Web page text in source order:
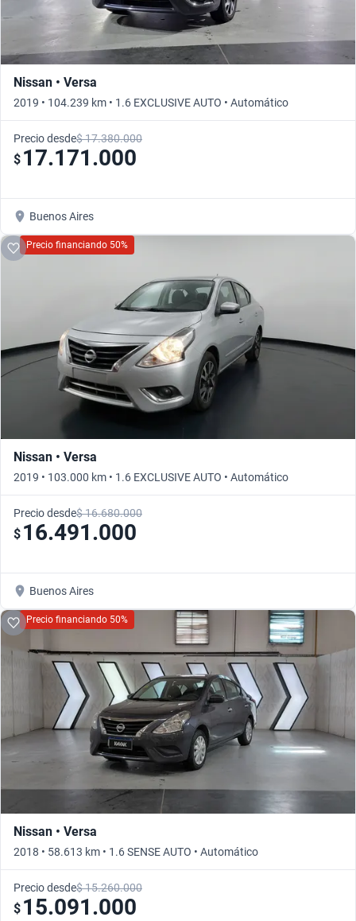
Nissan • Versa
2019 • 104.239 km • 1.6 EXCLUSIVE AUTO • Automático
Precio desde$ 17.380.000
$ 17.171.000
Buenos Aires
Precio financiando 50%
Nissan • Versa
2019 • 103.000 km • 1.6 EXCLUSIVE AUTO • Automático
Precio desde$ 16.680.000
$ 16.491.000
Buenos Aires
Precio financiando 50%
Nissan • Versa
2018 • 58.613 km • 1.6 SENSE AUTO • Automático
Precio desde$ 15.260.000
$ 15.091.000